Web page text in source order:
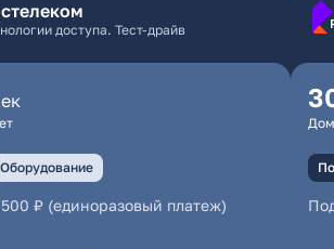
доступа. Тест-драйв
Оборудование
500 ₽ (единоразовый платеж)